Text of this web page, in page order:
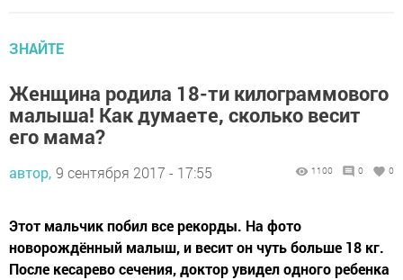
ЗНАЙТЕ
Женщина родила 18-ти килограммового
малыша! Как думаете, сколько весит
его мама?
автор, 9 сентября 2017 - 17:55 1100 0 0
Этот мальчик побил все рекорды. На фото
новорождённый малыш, и весит он чуть больше 18 кг.
После кесарево сечения, доктор увидел одного ребенка